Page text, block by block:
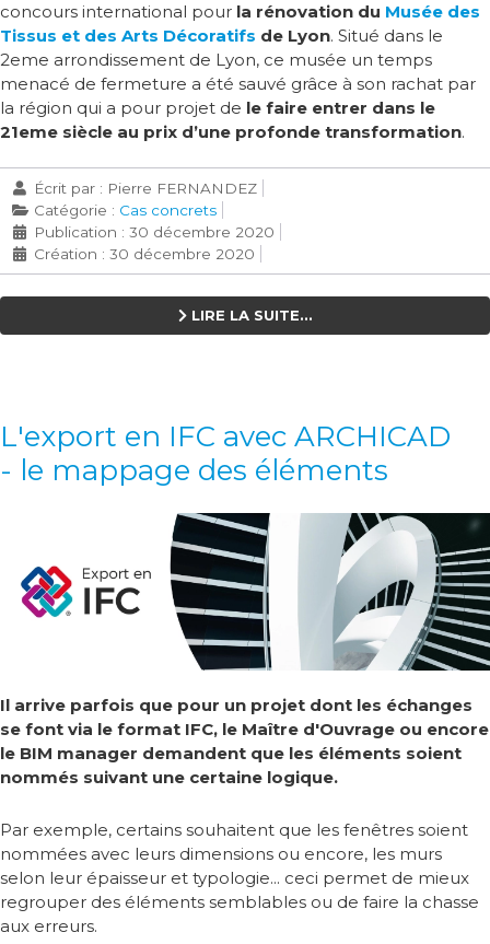
concours international pour la rénovation du Musée des
Tissus et des Arts Décoratifs de Lyon. Situé dans le
2eme arrondissement de Lyon, ce musée un temps
menacé de fermeture a été sauvé grâce à son rachat par
la région qui a pour projet de le faire entrer dans le
21eme siècle au prix d’une profonde transformation.
Écrit par : Pierre FERNANDEZ
Catégorie : Cas concrets
Publication : 30 décembre 2020
Création : 30 décembre 2020
LIRE LA SUITE...
L'export en IFC avec ARCHICAD
- le mappage des éléments
Il arrive parfois que pour un projet dont les échanges
se font via le format IFC, le Maître d'Ouvrage ou encore
le BIM manager demandent que les éléments soient
nommés suivant une certaine logique.
Par exemple, certains souhaitent que les fenêtres soient
nommées avec leurs dimensions ou encore, les murs
selon leur épaisseur et typologie... ceci permet de mieux
regrouper des éléments semblables ou de faire la chasse
aux erreurs.